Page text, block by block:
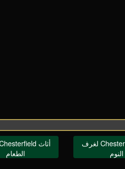
الطعام
أثاث Chesterfield لغرف
النوم